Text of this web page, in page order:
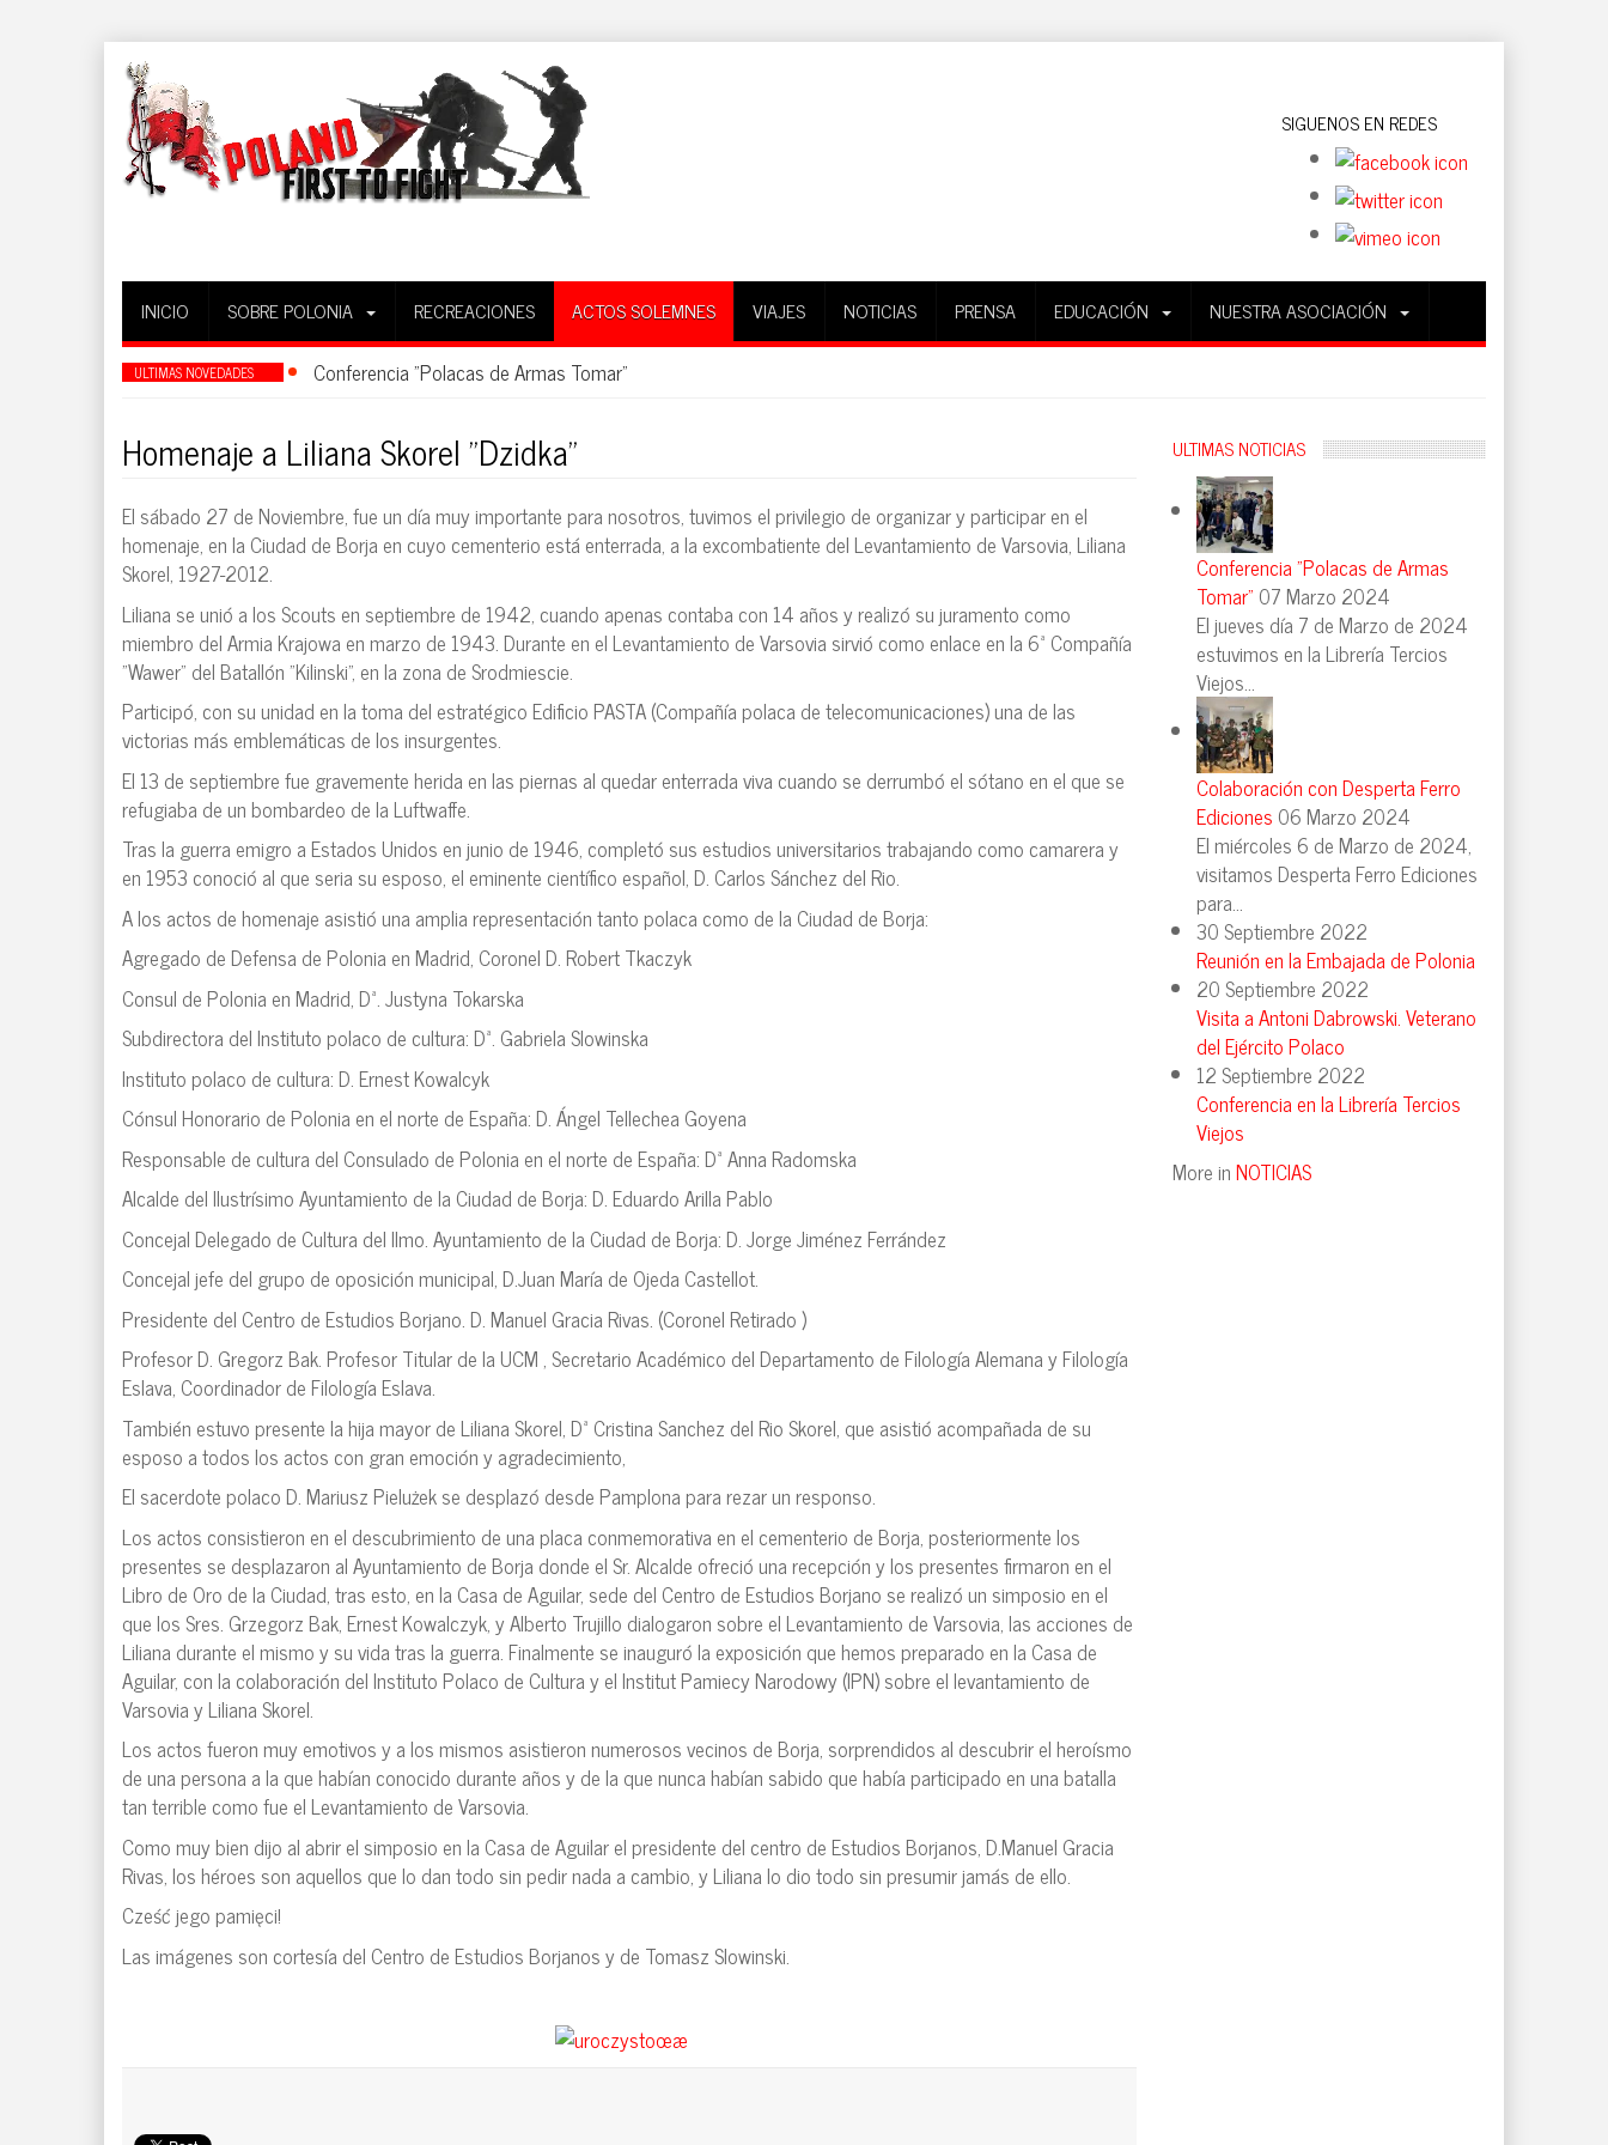
SIGUENOS EN REDES
INICIO SOBRE POLONIA RECREACIONES ACTOS SOLEMNES VIAJES NOTICIAS PRENSA EDUCACIÓN NUESTRA ASOCIACIÓN
ULTIMAS NOVEDADES Conferencia "Polacas de Armas Tomar"
Homenaje a Liliana Skorel "Dzidka"
El sábado 27 de Noviembre, fue un día muy importante para nosotros, tuvimos el privilegio de organizar y participar en el
homenaje, en la Ciudad de Borja en cuyo cementerio está enterrada, a la excombatiente del Levantamiento de Varsovia, Liliana
Skorel, 1927-2012.
Liliana se unió a los Scouts en septiembre de 1942, cuando apenas contaba con 14 años y realizó su juramento como
miembro del Armia Krajowa en marzo de 1943. Durante en el Levantamiento de Varsovia sirvió como enlace en la 6ª Compañía
"Wawer" del Batallón "Kilinski", en la zona de Srodmiescie.
Participó, con su unidad en la toma del estratégico Edificio PASTA (Compañía polaca de telecomunicaciones) una de las
victorias más emblemáticas de los insurgentes.
El 13 de septiembre fue gravemente herida en las piernas al quedar enterrada viva cuando se derrumbó el sótano en el que se
refugiaba de un bombardeo de la Luftwaffe.
Tras la guerra emigro a Estados Unidos en junio de 1946, completó sus estudios universitarios trabajando como camarera y
en 1953 conoció al que seria su esposo, el eminente científico español, D. Carlos Sánchez del Rio.
A los actos de homenaje asistió una amplia representación tanto polaca como de la Ciudad de Borja:
Agregado de Defensa de Polonia en Madrid, Coronel D. Robert Tkaczyk
Consul de Polonia en Madrid, Dª. Justyna Tokarska
Subdirectora del Instituto polaco de cultura: Dª. Gabriela Slowinska
Instituto polaco de cultura: D. Ernest Kowalcyk
Cónsul Honorario de Polonia en el norte de España: D. Ángel Tellechea Goyena
Responsable de cultura del Consulado de Polonia en el norte de España: Dª Anna Radomska
Alcalde del Ilustrísimo Ayuntamiento de la Ciudad de Borja: D. Eduardo Arilla Pablo
Concejal Delegado de Cultura del Ilmo. Ayuntamiento de la Ciudad de Borja: D. Jorge Jiménez Ferrández
Concejal jefe del grupo de oposición municipal, D.Juan María de Ojeda Castellot.
Presidente del Centro de Estudios Borjano. D. Manuel Gracia Rivas. (Coronel Retirado )
Profesor D. Gregorz Bak. Profesor Titular de la UCM , Secretario Académico del Departamento de Filología Alemana y Filología
Eslava, Coordinador de Filología Eslava.
También estuvo presente la hija mayor de Liliana Skorel, Dª Cristina Sanchez del Rio Skorel, que asistió acompañada de su
esposo a todos los actos con gran emoción y agradecimiento,
El sacerdote polaco D. Mariusz Pielużek se desplazó desde Pamplona para rezar un responso.
Los actos consistieron en el descubrimiento de una placa conmemorativa en el cementerio de Borja, posteriormente los
presentes se desplazaron al Ayuntamiento de Borja donde el Sr. Alcalde ofreció una recepción y los presentes firmaron en el
Libro de Oro de la Ciudad, tras esto, en la Casa de Aguilar, sede del Centro de Estudios Borjano se realizó un simposio en el
que los Sres. Grzegorz Bak, Ernest Kowalczyk, y Alberto Trujillo dialogaron sobre el Levantamiento de Varsovia, las acciones de
Liliana durante el mismo y su vida tras la guerra. Finalmente se inauguró la exposición que hemos preparado en la Casa de
Aguilar, con la colaboración del Instituto Polaco de Cultura y el Institut Pamiecy Narodowy (IPN) sobre el levantamiento de
Varsovia y Liliana Skorel.
Los actos fueron muy emotivos y a los mismos asistieron numerosos vecinos de Borja, sorprendidos al descubrir el heroísmo
de una persona a la que habían conocido durante años y de la que nunca habían sabido que había participado en una batalla
tan terrible como fue el Levantamiento de Varsovia.
Como muy bien dijo al abrir el simposio en la Casa de Aguilar el presidente del centro de Estudios Borjanos, D.Manuel Gracia
Rivas, los héroes son aquellos que lo dan todo sin pedir nada a cambio, y Liliana lo dio todo sin presumir jamás de ello.
Cześć jego pamięci!
Las imágenes son cortesía del Centro de Estudios Borjanos y de Tomasz Slowinski.
ULTIMAS NOTICIAS
Conferencia "Polacas de Armas
Tomar" 07 Marzo 2024
El jueves día 7 de Marzo de 2024
estuvimos en la Librería Tercios
Viejos...
Colaboración con Desperta Ferro
Ediciones 06 Marzo 2024
El miércoles 6 de Marzo de 2024,
visitamos Desperta Ferro Ediciones
para...
30 Septiembre 2022
Reunión en la Embajada de Polonia
20 Septiembre 2022
Visita a Antoni Dabrowski. Veterano
del Ejército Polaco
12 Septiembre 2022
Conferencia en la Librería Tercios
Viejos
More inNOTICIAS